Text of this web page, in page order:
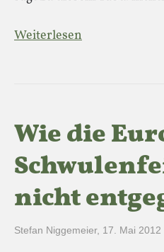
Weiterlesen
Wie die
nicht
Stefan Niggemeier, 17. Mai 2012